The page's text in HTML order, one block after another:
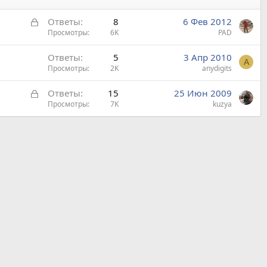
З
к
т
а
Ответы 8
Просмотры 6K
6 Фев 2012
PAD
Ответы 5
Просмотры 2K
3 Апр 2010
anydigits
A
З
к
Ответы 15
Просмотры 7K
25 Июн 2009
kuzya